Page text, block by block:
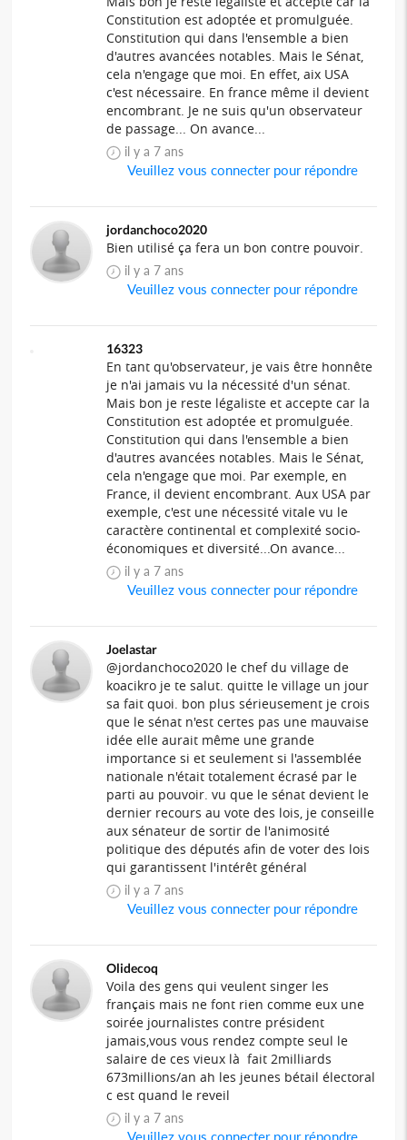
Constitution est adoptée et promulguée.
Constitution qui dans l'ensemble a bien
d'autres avancées notables. Mais le Sénat,
cela n'engage que moi. En effet, aix USA
c'est nécessaire. En france même il devient
encombrant. Je ne suis qu'un observateur
de passage... On avance...
il y a 7 ans
Veuillez vous connecter pour répondre
jordanchoco2020
Bien utilisé ça fera un bon contre pouvoir.
il y a 7 ans
Veuillez vous connecter pour répondre
16323
En tant qu'observateur, je vais être honnête
je n'ai jamais vu la nécessité d'un sénat.
Mais bon je reste légaliste et accepte car la
Constitution est adoptée et promulguée.
Constitution qui dans l'ensemble a bien
d'autres avancées notables. Mais le Sénat,
cela n'engage que moi. Par exemple, en
France, il devient encombrant. Aux USA par
exemple, c'est une nécessité vitale vu le
caractère continental et complexité socio-
économiques et diversité...On avance...
il y a 7 ans
Veuillez vous connecter pour répondre
Joelastar
@jordanchoco2020 le chef du village de
koacikro je te salut. quitte le village un jour
sa fait quoi. bon plus sérieusement je crois
que le sénat n'est certes pas une mauvaise
idée elle aurait même une grande
importance si et seulement si l'assemblée
nationale n'était totalement écrasé par le
parti au pouvoir. vu que le sénat devient le
dernier recours au vote des lois, je conseille
aux sénateur de sortir de l'animosité
politique des députés afin de voter des lois
qui garantissent l'intérêt général
il y a 7 ans
Veuillez vous connecter pour répondre
Olidecoq
Voila des gens qui veulent singer les
français mais ne font rien comme eux une
soirée journalistes contre président
jamais,vous vous rendez compte seul le
salaire de ces vieux là fait 2milliards
673millions/an ah les jeunes bétail électoral
c est quand le reveil
il y a 7 ans
Veuillez vous connecter pour répondre